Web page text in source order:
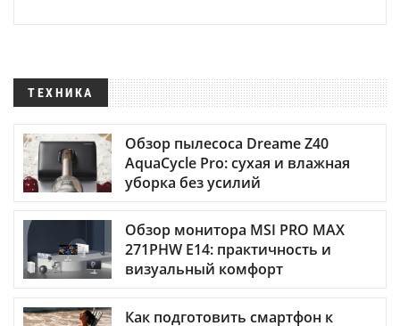
ТЕХНИКА
Обзор пылесоса Dreame Z40
AquaCycle Pro: сухая и влажная
уборка без усилий
Обзор монитора MSI PRO MAX
271PHW E14: практичность и
визуальный комфорт
Как подготовить смартфон к